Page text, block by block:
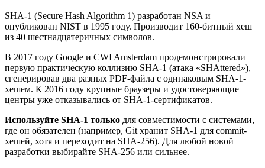
SHA-1 (Secure Hash Algorithm 1) разработан NSA и
опубликован NIST в 1995 году. Производит 160-битный хеш
из 40 шестнадцатеричных символов.
В 2017 году Google и CWI Amsterdam продемонстрировали
первую практическую коллизию SHA-1 (атака «SHAttered»),
сгенерировав два разных PDF-файла с одинаковым SHA-1-
хешем. К 2016 году крупные браузеры и удостоверяющие
центры уже отказывались от SHA-1-сертификатов.
Используйте SHA-1 только для совместимости с системами,
где он обязателен (например, Git хранит SHA-1 для commit-
хешей, хотя и переходит на SHA-256). Для любой новой
разработки выбирайте SHA-256 или сильнее.